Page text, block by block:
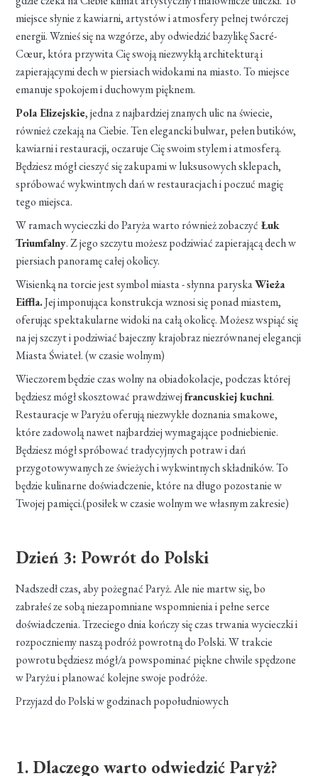
miejsce słynie z kawiarni, artystów i atmosfery pełnej twórczej
energii. Wznieś się na wzgórze, aby odwiedzić bazylikę Sacré-
Cœur, która przywita Cię swoją niezwykłą architekturą i
zapierającymi dech w piersiach widokami na miasto. To miejsce
emanuje spokojem i duchowym pięknem.
Pola Elizejskie, jedna z najbardziej znanych ulic na świecie,
również czekają na Ciebie. Ten elegancki bulwar, pełen butików,
kawiarni i restauracji, oczaruje Cię swoim stylem i atmosferą.
Będziesz mógł cieszyć się zakupami w luksusowych sklepach,
spróbować wykwintnych dań w restauracjach i poczuć magię
tego miejsca.
W ramach wycieczki do Paryża warto również zobaczyć Łuk
Triumfalny. Z jego szczytu możesz podziwiać zapierającą dech w
piersiach panoramę całej okolicy.
Wisienką na torcie jest symbol miasta - słynna paryskaWieża
Eiffla.Jej imponująca konstrukcja wznosi się ponad miastem,
oferując spektakularne widoki na całą okolicę. Możesz wspiąć się
na jej szczyt i podziwiać bajeczny krajobraz niezrównanej elegancji
Miasta Świateł. (w czasie wolnym)
Wieczorem będzie czas wolny na obiadokolacje, podczas której
będziesz mógł skosztować prawdziwejfrancuskiej kuchni.
Restauracje w Paryżu oferują niezwykłe doznania smakowe,
które zadowolą nawet najbardziej wymagające podniebienie.
Będziesz mógł spróbować tradycyjnych potraw i dań
przygotowywanych ze świeżych i wykwintnych składników. To
będzie kulinarne doświadczenie, które na długo pozostanie w
Twojej pamięci.(posiłek w czasie wolnym we własnym zakresie)
Dzień 3: Powrót do Polski
Nadszedł czas, aby pożegnać Paryż. Ale nie martw się, bo
zabrałeś ze sobą niezapomniane wspomnienia i pełne serce
doświadczenia. Trzeciego dnia kończy się czas trwania wycieczki i
rozpoczniemy naszą podróż powrotną do Polski. W trakcie
powrotu będziesz mógł/a powspominać piękne chwile spędzone
w Paryżu i planować kolejne swoje podróże.
Przyjazd do Polski w godzinach popołudniowych
1. Dlaczego warto odwiedzić Paryż?